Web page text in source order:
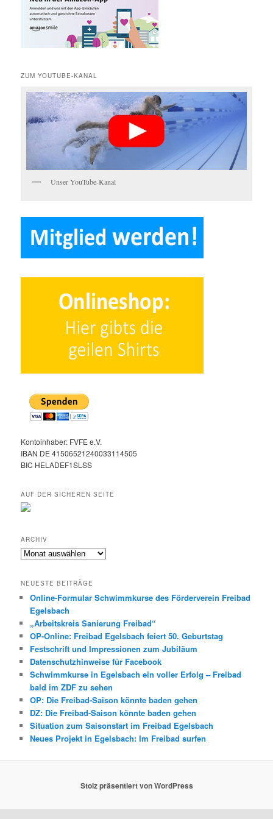
ZUM YOUTUBE-KANAL
Unser YouTube-Kanal
Kontoinhaber: FVFE e.V.
IBAN DE 41506521240033114505
BIC HELADEF1SLSS
AUF DER SICHEREN SEITE
ARCHIV
Archiv
NEUESTE BEITRÄGE
Online-Formular Schwimmkurse des Förderverein Freibad
Egelsbach
„Arbeitskreis Sanierung Freibad“
OP-Online: Freibad Egelsbach feiert 50. Geburtstag
Festschrift und Impressionen zum Jubiläum
Datenschutzhinweise für Facebook
Schwimmkurse in Egelsbach ein voller Erfolg – Freibad
bald im ZDF zu sehen
OP: Die Freibad-Saison könnte baden gehen
DZ: Die Freibad-Saison könnte baden gehen
Situation zum Saisonstart im Freibad Egelsbach
Neues Projekt in Egelsbach: Im Freibad surfen
Stolz präsentiert von WordPress